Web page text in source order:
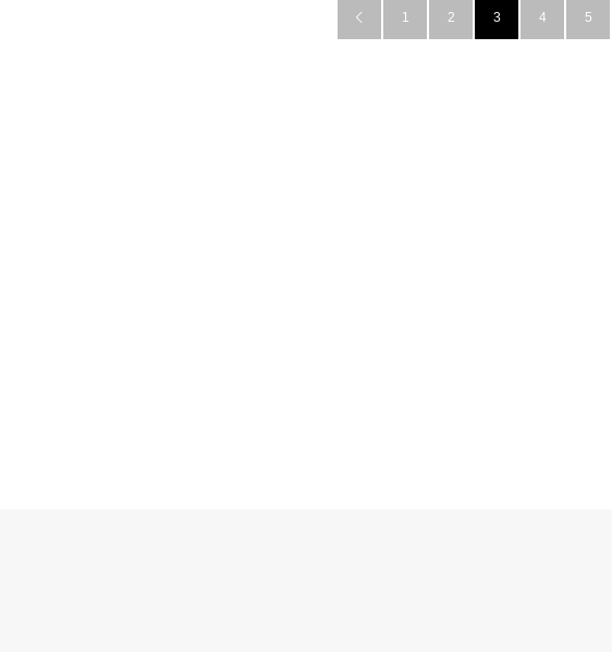
 1 2 3 4 5